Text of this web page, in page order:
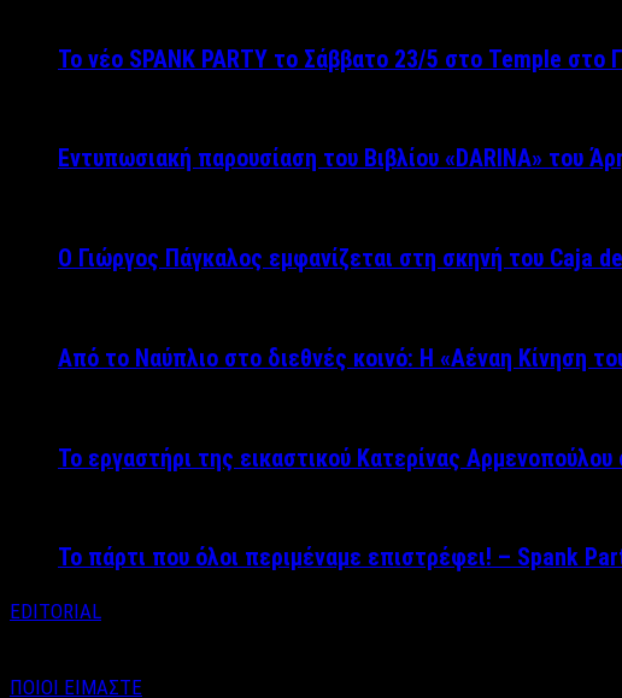
Το νέο SPANK PARTY το Σάββατο 23/5 στο Temple στο
Εντυπωσιακή παρουσίαση του Βιβλίου «DARINA» του
Ο Γιώργος Πάγκαλος εμφανίζεται στη σκηνή του Caja
Από το Ναύπλιο στο διεθνές κοινό: Η «Αέναη Κίνηση
Το εργαστήρι της εικαστικού Κατερίνας
Το πάρτι που όλοι περιμέναμε επιστρέφει! – Spank
EDITORIAL
ΠΟΙΟΙ ΕΙΜΑΣΤΕ